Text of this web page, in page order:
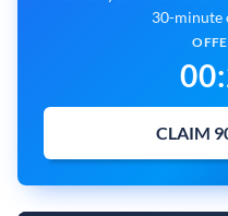
30-minute
00:
CLAIM